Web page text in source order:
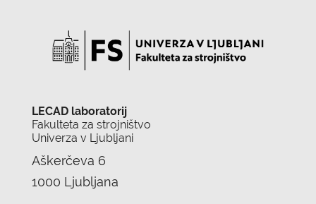
LECAD laboratorij
Fakulteta za strojništvo
Univerza v Ljubljani
Aškerčeva 6
1000 Ljubljana